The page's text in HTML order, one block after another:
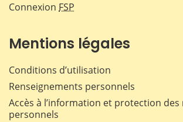
Connexion FSP
Mentions légales
Conditions d’utilisation
Renseignements personnels
Accès à l’information et protection
personnels